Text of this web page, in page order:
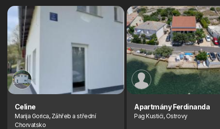
Celine
Marija Gorica, Záhřeb a střední
Chorvatsko
Apartmány Ferdinanda
Pag Kustići, Ostrovy